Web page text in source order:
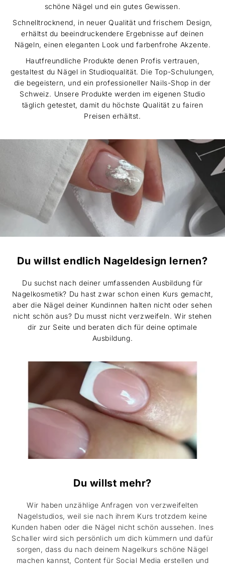
schöne Nägel und ein gutes Gewissen.
Schnelltrocknend, in neuer Qualität und frischem Design,
erhältst du beeindruckendere Ergebnisse auf deinen
Nägeln, einen eleganten Look und farbenfrohe Akzente.
Hautfreundliche Produkte denen Profis vertrauen,
gestaltest du Nägel in Studioqualität. Die Top-Schulungen,
die begeistern, und ein professioneller Nails-Shop in der
Schweiz. Unsere Produkte werden im eigenen Studio
täglich getestet, damit du höchste Qualität zu fairen
Preisen erhältst.
Du willst endlich Nageldesign lernen?
Du suchst nach deiner umfassenden Ausbildung für
Nagelkosmetik? Du hast zwar schon einen Kurs gemacht,
aber die Nägel deiner Kundinnen halten nicht oder sehen
nicht schön aus? Du musst nicht verzweifeln. Wir stehen
dir zur Seite und beraten dich für deine optimale
Ausbildung.
Du willst mehr?
Wir haben unzählige Anfragen von verzweifelten
Nagelstudios, weil sie nach ihrem Kurs trotzdem keine
Kunden haben oder die Nägel nicht schön aussehen. Ines
Schaller wird sich persönlich um dich kümmern und dafür
sorgen, dass du nach deinem Nagelkurs schöne Nägel
machen kannst, Content für Social Media erstellen und